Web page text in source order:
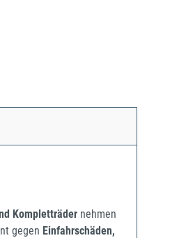
Kompletträder nehmen
gegen Einfahrschäden,